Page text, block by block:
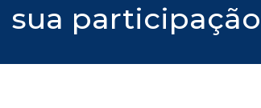
sua